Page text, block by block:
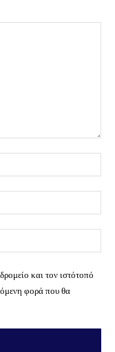
και τον ιστότοπό
φορά που θα